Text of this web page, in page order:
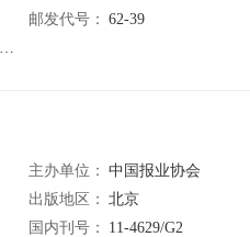
邮发代号： 62-39
主办单位： 中国报业协会
出版地区： 北京
国内刊号：
11-4629/G2